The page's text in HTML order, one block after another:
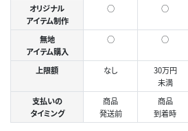
オリジナル
アイテム制作
○ ○
無地
アイテム購入
○ ○
上限額 なし
30万円
未満
支払いの
タイミング
商品
発送前
商品
到着時